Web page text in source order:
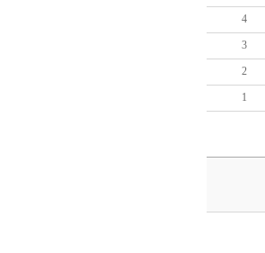
4
3
2
1